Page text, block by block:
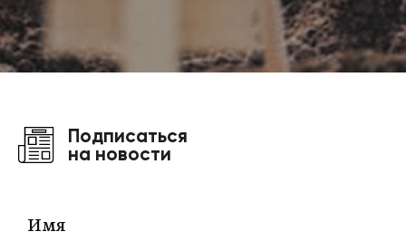
Подписаться
на новости